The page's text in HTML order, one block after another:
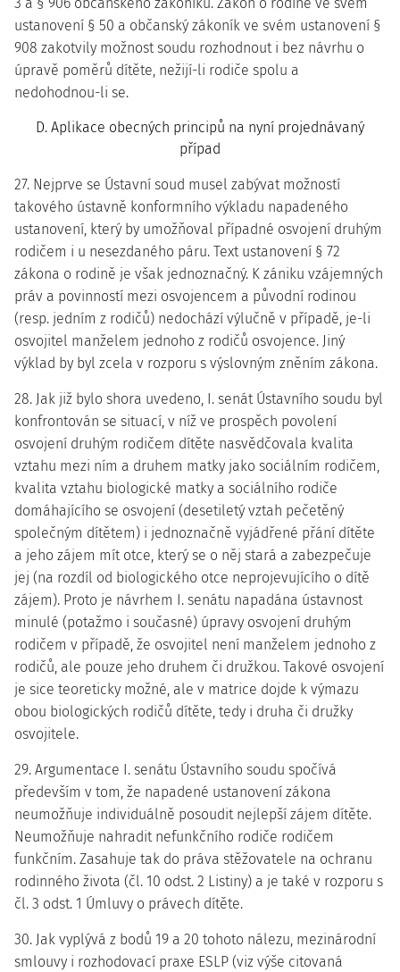
ustanovení § 50 a občanský zákoník ve svém ustanovení §
908 zakotvily možnost soudu rozhodnout i bez návrhu o
úpravě poměrů dítěte, nežijí-li rodiče spolu a
nedohodnou-li se.
D. Aplikace obecných principů na nyní projednávaný
případ
27. Nejprve se Ústavní soud musel zabývat možností
takového ústavně konformního výkladu napadeného
ustanovení, který by umožňoval případné osvojení druhým
rodičem i u nesezdaného páru. Text ustanovení § 72
zákona o rodině je však jednoznačný. K zániku vzájemných
práv a povinností mezi osvojencem a původní rodinou
(resp. jedním z rodičů) nedochází výlučně v případě, je-li
osvojitel manželem jednoho z rodičů osvojence. Jiný
výklad by byl zcela v rozporu s výslovným zněním zákona.
28. Jak již bylo shora uvedeno, I. senát Ústavního soudu byl
konfrontován se situací, v níž ve prospěch povolení
osvojení druhým rodičem dítěte nasvědčovala kvalita
vztahu mezi ním a druhem matky jako sociálním rodičem,
kvalita vztahu biologické matky a sociálního rodiče
domáhajícího se osvojení (desetiletý vztah pečetěný
společným dítětem) i jednoznačně vyjádřené přání dítěte
a jeho zájem mít otce, který se o něj stará a zabezpečuje
jej (na rozdíl od biologického otce neprojevujícího o dítě
zájem). Proto je návrhem I. senátu napadána ústavnost
minulé (potažmo i současné) úpravy osvojení druhým
rodičem v případě, že osvojitel není manželem jednoho z
rodičů, ale pouze jeho druhem či družkou. Takové osvojení
je sice teoreticky možné, ale v matrice dojde k výmazu
obou biologických rodičů dítěte, tedy i druha či družky
osvojitele.
29. Argumentace I. senátu Ústavního soudu spočívá
především v tom, že napadené ustanovení zákona
neumožňuje individuálně posoudit nejlepší zájem dítěte.
Neumožňuje nahradit nefunkčního rodiče rodičem
funkčním. Zasahuje tak do práva stěžovatele na ochranu
rodinného života (čl. 10 odst. 2 Listiny) a je také v rozporu s
čl. 3 odst. 1 Úmluvy o právech dítěte.
30. Jak vyplývá z bodů 19 a 20 tohoto nálezu, mezinárodní
smlouvy i rozhodovací praxe ESLP (viz výše citovaná